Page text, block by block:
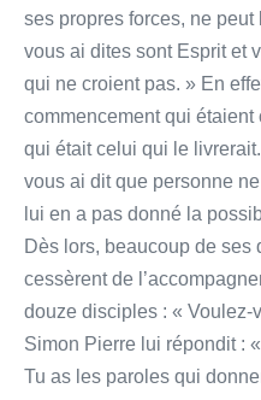
ses propres forces, ne
vous ai dites sont Esprit et
qui ne croient pas. » En
commencement qui
qui était celui qui le
vous ai dit que personne
lui en a pas donné la
Dès lors, beaucoup de ses
cessèrent de
douze disciples : « Voulez-
Simon Pierre lui répondit :
Tu as les paroles qui